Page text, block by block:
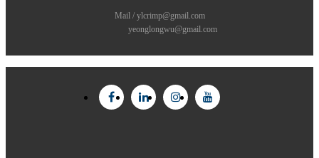
Mail / ylcrimp@gmail.com
yeonglongwu@gmail.com